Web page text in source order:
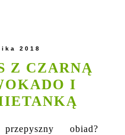
2018
Z CZARNĄ
I
obiad?